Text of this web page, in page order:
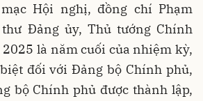
Hội nghị, đồng chí Phạm
Đảng ủy, Thủ tướng Chính
là năm cuối của nhiệm kỳ,
đối với Đảng bộ Chính phủ,
bộ Chính phủ được thành lập,